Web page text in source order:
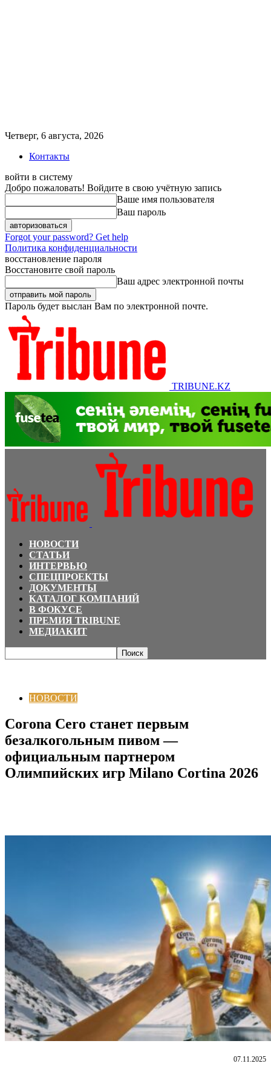
Четверг, 6 августа, 2026
Контакты
войти в систему
Добро пожаловать! Войдите в свою учётную запись
Ваше имя пользователя
Ваш пароль
Forgot your password? Get help
Политика конфиденциальности
восстановление пароля
Восстановите свой пароль
Ваш адрес электронной почты
Пароль будет выслан Вам по электронной почте.
TRIBUNE.KZ
НОВОСТИ
СТАТЬИ
ИНТЕРВЬЮ
СПЕЦПРОЕКТЫ
ДОКУМЕНТЫ
КАТАЛОГ КОМПАНИЙ
В ФОКУСЕ
ПРЕМИЯ TRIBUNE
МЕДИАКИТ
НОВОСТИ
Corona Cero станет первым
безалкогольным пивом —
официальным партнером
Олимпийских игр Milano Cortina 2026
07.11.2025